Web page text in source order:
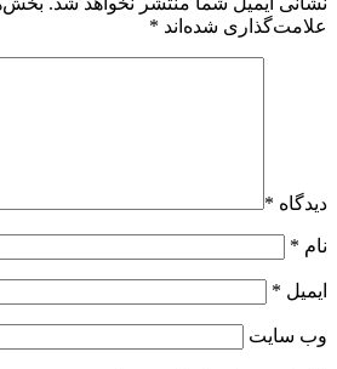
علامت‌گذاری شده‌اند *
دیدگاه *
نام *
ایمیل *
وب‌ سایت